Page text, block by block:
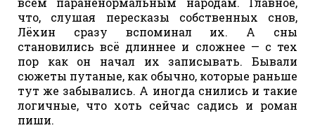
что, слушая пересказы собственных снов,
Лёхин сразу вспоминал их. А сны
становились всё длиннее и сложнее — с тех
пор как он начал их записывать. Бывали
сюжеты путаные, как обычно, которые раньше
тут же забывались. А иногда снились и такие
логичные, что хоть сейчас садись и роман
пиши.